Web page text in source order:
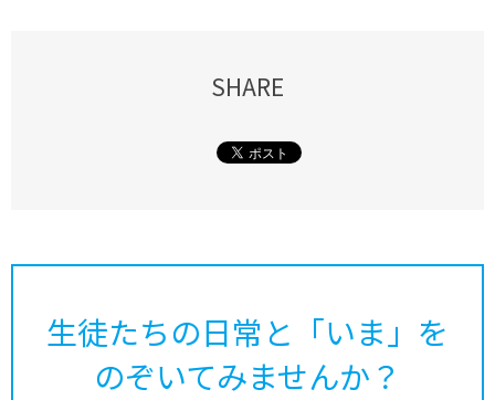
SHARE
生徒たちの日常と「いま」を
のぞいてみませんか？